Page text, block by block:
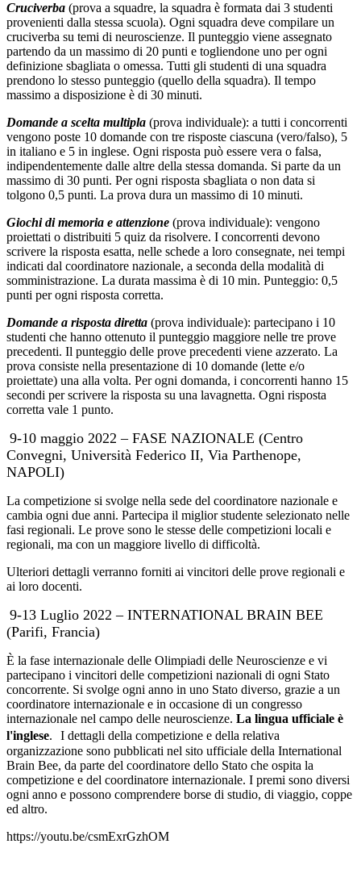
Cruciverba (prova a squadre, la squadra è formata dai 3 studenti
provenienti dalla stessa scuola). Ogni squadra deve compilare un
cruciverba su temi di neuroscienze. Il punteggio viene assegnato
partendo da un massimo di 20 punti e togliendone uno per ogni
definizione sbagliata o omessa. Tutti gli studenti di una squadra
prendono lo stesso punteggio (quello della squadra). Il tempo
massimo a disposizione è di 30 minuti.
Domande a scelta multipla (prova individuale): a tutti i concorrenti
vengono poste 10 domande con tre risposte ciascuna (vero/falso), 5
in italiano e 5 in inglese. Ogni risposta può essere vera o falsa,
indipendentemente dalle altre della stessa domanda. Si parte da un
massimo di 30 punti. Per ogni risposta sbagliata o non data si
tolgono 0,5 punti. La prova dura un massimo di 10 minuti.
Giochi di memoria e attenzione (prova individuale): vengono
proiettati o distribuiti 5 quiz da risolvere. I concorrenti devono
scrivere la risposta esatta, nelle schede a loro consegnate, nei tempi
indicati dal coordinatore nazionale, a seconda della modalità di
somministrazione. La durata massima è di 10 min. Punteggio: 0,5
punti per ogni risposta corretta.
Domande a risposta diretta (prova individuale): partecipano i 10
studenti che hanno ottenuto il punteggio maggiore nelle tre prove
precedenti. Il punteggio delle prove precedenti viene azzerato. La
prova consiste nella presentazione di 10 domande (lette e/o
proiettate) una alla volta. Per ogni domanda, i concorrenti hanno 15
secondi per scrivere la risposta su una lavagnetta. Ogni risposta
corretta vale 1 punto.
9-10 maggio 2022 – FASE NAZIONALE (Centro
Convegni, Università Federico II, Via Parthenope,
NAPOLI)
La competizione si svolge nella sede del coordinatore nazionale e
cambia ogni due anni. Partecipa il miglior studente selezionato nelle
fasi regionali. Le prove sono le stesse delle competizioni locali e
regionali, ma con un maggiore livello di difficoltà.
Ulteriori dettagli verranno forniti ai vincitori delle prove regionali e
ai loro docenti.
9-13 Luglio 2022 – INTERNATIONAL BRAIN BEE
(Parifi, Francia)
È la fase internazionale delle Olimpiadi delle Neuroscienze e vi
partecipano i vincitori delle competizioni nazionali di ogni Stato
concorrente. Si svolge ogni anno in uno Stato diverso, grazie a un
coordinatore internazionale e in occasione di un congresso
internazionale nel campo delle neuroscienze. La lingua ufficiale è
l'inglese. I dettagli della competizione e della relativa
organizzazione sono pubblicati nel sito ufficiale della International
Brain Bee, da parte del coordinatore dello Stato che ospita la
competizione e del coordinatore internazionale. I premi sono diversi
ogni anno e possono comprendere borse di studio, di viaggio, coppe
ed altro.
https://youtu.be/csmExrGzhOM